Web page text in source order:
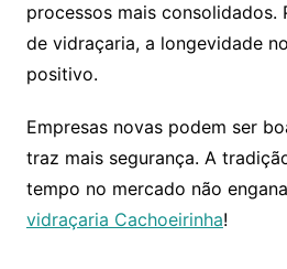
processos mais consolidados.
de vidraçaria, a longevidade
positivo.
Empresas novas podem ser
traz mais segurança. A
tempo no mercado não
vidraçaria Cachoeirinha!